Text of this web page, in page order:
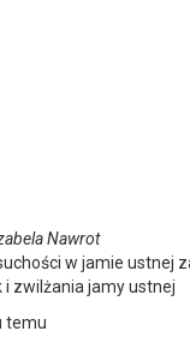
Nawrot
w jamie ustnej
i zwilżania jamy ustnej
temu